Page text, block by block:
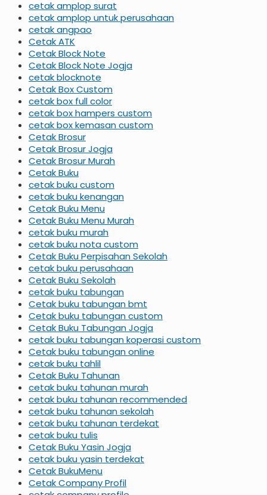
cetak amplop surat
cetak amplop untuk perusahaan
cetak angpao
Cetak ATK
Cetak Block Note
Cetak Block Note Jogja
cetak blocknote
Cetak Box Custom
cetak box full color
cetak box hampers custom
cetak box kemasan custom
Cetak Brosur
Cetak Brosur Jogja
Cetak Brosur Murah
Cetak Buku
cetak buku custom
cetak buku kenangan
Cetak Buku Menu
Cetak Buku Menu Murah
cetak buku murah
cetak buku nota custom
Cetak Buku Perpisahan Sekolah
cetak buku perusahaan
Cetak Buku Sekolah
cetak buku tabungan
Cetak buku tabungan bmt
Cetak buku tabungan custom
Cetak Buku Tabungan Jogja
cetak buku tabungan koperasi custom
Cetak buku tabungan online
cetak buku tahlil
Cetak Buku Tahunan
cetak buku tahunan murah
cetak buku tahunan recommended
cetak buku tahunan sekolah
cetak buku tahunan terdekat
cetak buku tulis
Cetak Buku Yasin Jogja
cetak buku yasin terdekat
Cetak BukuMenu
Cetak Company Profil